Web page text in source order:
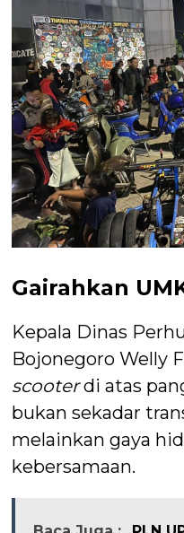
Gairahkan
Kepala Dinas
Bojonegoro Welly
scooterdi atas
bukan sekadar
melainkan gaya
kebersamaan.